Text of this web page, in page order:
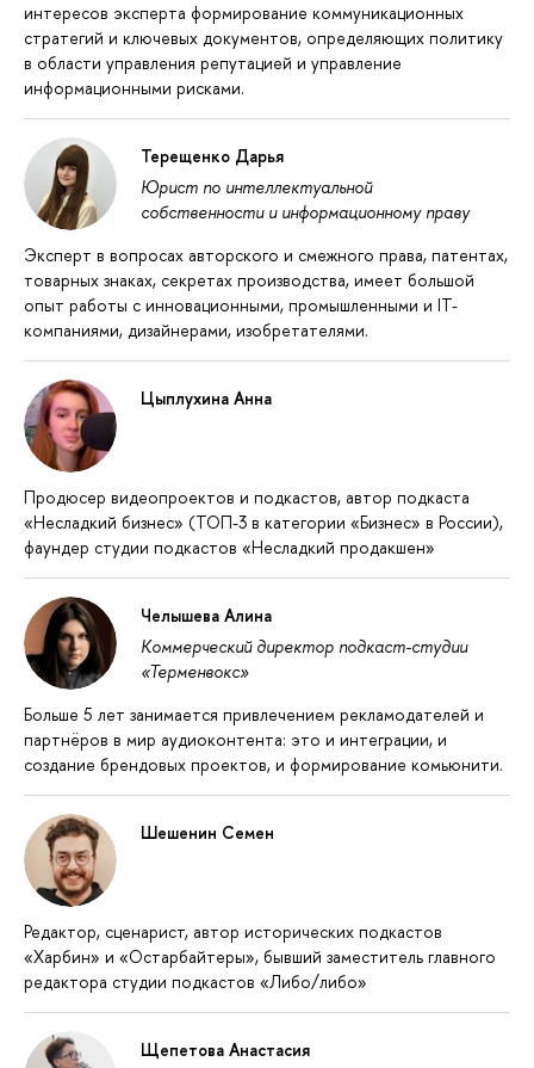
интересов эксперта формирование коммуникационных
стратегий и ключевых документов, определяющих политику
в области управления репутацией и управление
информационными рисками.
Терещенко Дарья
Юрист по интеллектуальной
собственности и информационному праву
Эксперт в вопросах авторского и смежного права, патентах,
товарных знаках, секретах производства, имеет большой
опыт работы с инновационными, промышленными и IT-
компаниями, дизайнерами, изобретателями.
Цыплухина Анна
Продюсер видеопроектов и подкастов, автор подкаста
«Несладкий бизнес» (ТОП-3 в категории «Бизнес» в России),
фаундер студии подкастов «Несладкий продакшен»
Челышева Алина
Коммерческий директор подкаст-студии
«Терменвокс»
Больше 5 лет занимается привлечением рекламодателей и
партнёров в мир аудиоконтента: это и интеграции, и
создание брендовых проектов, и формирование комьюнити.
Шешенин Семен
Редактор, сценарист, автор исторических подкастов
«Харбин» и «Остарбайтеры», бывший заместитель главного
редактора студии подкастов «Либо/либо»
Щепетова Анастасия